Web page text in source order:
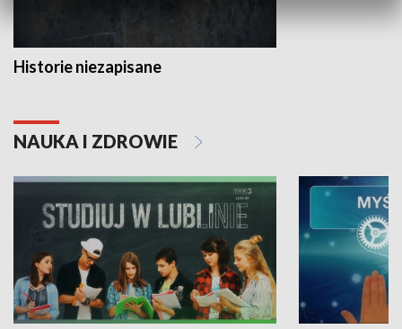
Historie niezapisane
NAUKA I ZDROWIE